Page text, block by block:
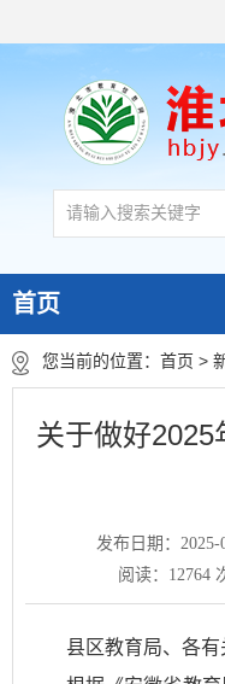
首页
您当前的位置： 首页 >
关于做好
发布日期：2025-
阅读： 12764
县区教育局、各有